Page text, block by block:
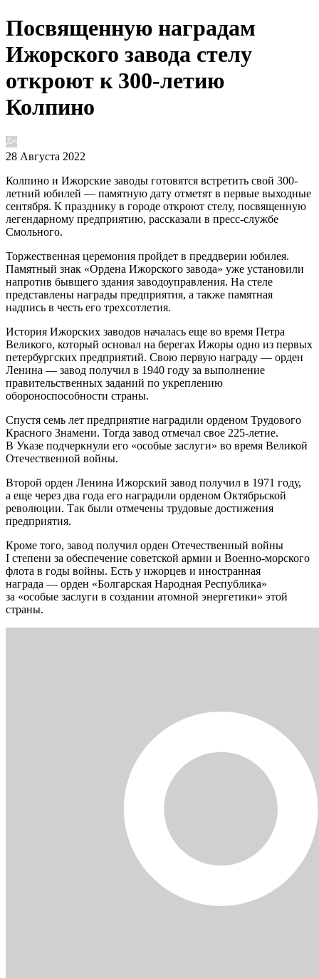
Посвященную наградам
Ижорского завода стелу
откроют к 300-летию
Колпино
28 Августа 2022
Колпино и Ижорские заводы готовятся встретить свой 300-
летний юбилей — памятную дату отметят в первые выходные
сентября. К празднику в городе откроют стелу, посвященную
легендарному предприятию, рассказали в пресс-службе
Смольного.
Торжественная церемония пройдет в преддверии юбилея.
Памятный знак «Ордена Ижорского завода» уже установили
напротив бывшего здания заводоуправления. На стеле
представлены награды предприятия, а также памятная
надпись в честь его трехсотлетия.
История Ижорских заводов началась еще во время Петра
Великого, который основал на берегах Ижоры одно из первых
петербургских предприятий. Свою первую награду — орден
Ленина — завод получил в 1940 году за выполнение
правительственных заданий по укреплению
обороноспособности страны.
Спустя семь лет предприятие наградили орденом Трудового
Красного Знамени. Тогда завод отмечал свое 225-летие.
В Указе подчеркнули его «особые заслуги» во время Великой
Отечественной войны.
Второй орден Ленина Ижорский завод получил в 1971 году,
а еще через два года его наградили орденом Октябрьской
революции. Так были отмечены трудовые достижения
предприятия.
Кроме того, завод получил орден Отечественный войны
I степени за обеспечение советской армии и Военно-морского
флота в годы войны. Есть у ижорцев и иностранная
награда — орден «Болгарская Народная Республика»
за «особые заслуги в создании атомной энергетики» этой
страны.